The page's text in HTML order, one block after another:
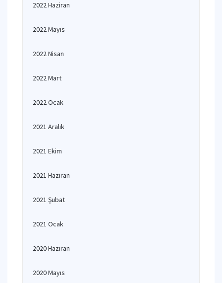
2022 Haziran
2022 Mayıs
2022 Nisan
2022 Mart
2022 Ocak
2021 Aralık
2021 Ekim
2021 Haziran
2021 Şubat
2021 Ocak
2020 Haziran
2020 Mayıs